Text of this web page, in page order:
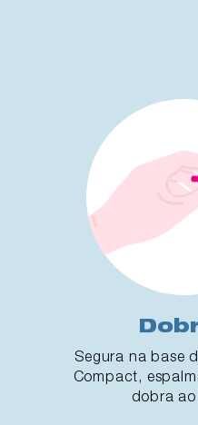
Segura na base
Compact,
dobra ao